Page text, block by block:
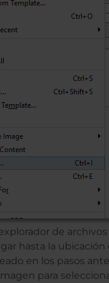
de
hasta la ubicación
en los pasos
para